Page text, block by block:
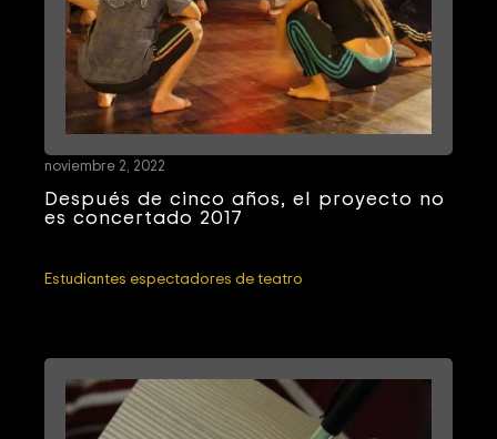
Después de cinco años, el proyecto no
es concertado 2017
noviembre 2, 2022
Estudiantes espectadores de teatro